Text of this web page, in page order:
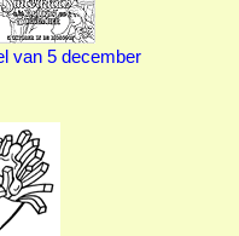
van 5 december